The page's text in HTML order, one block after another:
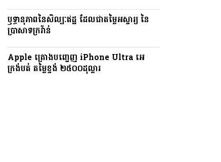
ឫទ្ធានុភាពនៃសិល្បៈឥដ្ឋ ដែលជាតម្លៃអស្ចារ្យ នៃ
ប្រាសាទក្រវ៉ាន់
Apple គ្រោងបញ្ចេញ iPhone Ultra អេ
ក្រង់បត់ តម្លៃខ្ទង់ ២៥០០ដុល្លារ